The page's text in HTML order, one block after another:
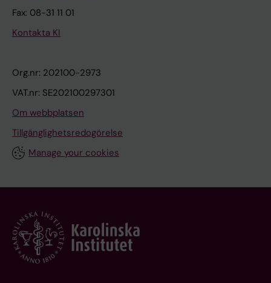
Fax: 08-31 11 01
Kontakta KI
Org.nr: 202100-2973
VAT.nr: SE202100297301
Om webbplatsen
Tillgänglighetsredogörelse
Manage your cookies